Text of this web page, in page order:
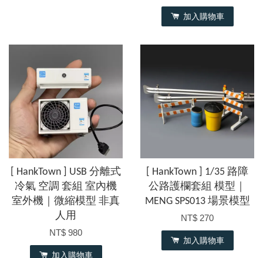
加入購物車
[ HankTown ] USB 分離式
冷氣 空調 套組 室內機
室外機｜微縮模型 非真
人用
NT$ 980
加入購物車
[ HankTown ] 1/35 路障
公路護欄套組 模型｜
MENG SPS013 場景模型
NT$ 270
加入購物車